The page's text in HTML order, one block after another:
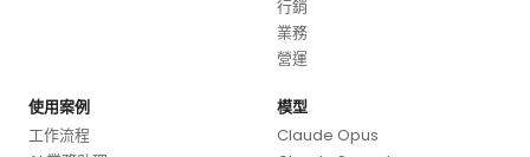
行銷
業務
營運
使用案例
工作流程
模型
Claude Opus